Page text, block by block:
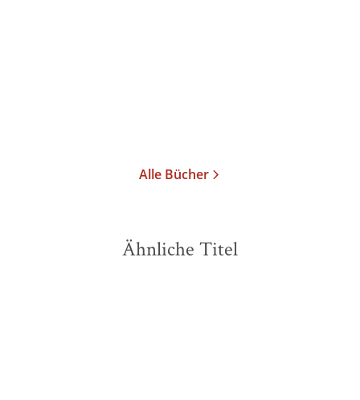
Alle Bücher
Ähnliche Titel